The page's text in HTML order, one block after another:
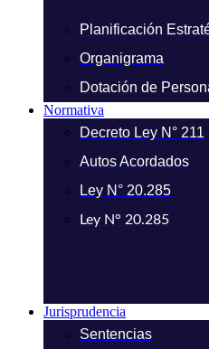
Planificación
Organigrama
Dotación de
Normativa
Decreto Ley N° 211
Autos Acordados
Ley N° 20.285
Ley N° 20.285
Jurisprudencia
Sentencias